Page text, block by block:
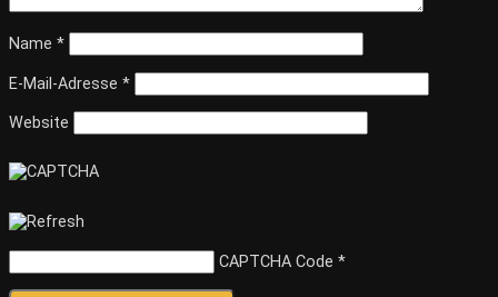
Name *
E-Mail-Adresse *
Website
CAPTCHA Code *